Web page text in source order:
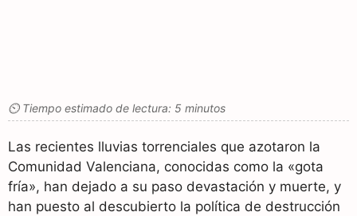
⏲ Tiempo estimado de lectura: 5 minutos
Las recientes lluvias torrenciales que azotaron la
Comunidad Valenciana, conocidas como la «gota
fría», han dejado a su paso devastación y muerte, y
han puesto al descubierto la política de destrucción